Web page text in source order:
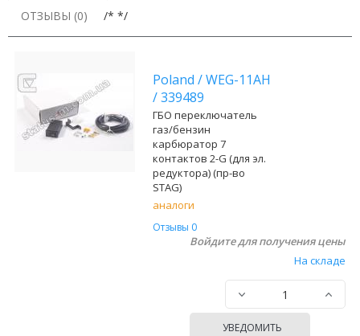
ОТЗЫВЫ (0)
/* */
Poland /WEG-11AH
/339489
ГБО переключатель
газ/бензин
карбюратор 7
контактов 2-G (для эл.
редуктора) (пр-во
STAG)
аналоги
Отзывы 0
Войдите для получения цены
На складе
УВЕДОМИТЬ